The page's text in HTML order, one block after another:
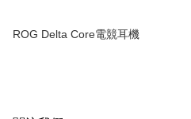
ROG Delta Core電競耳機